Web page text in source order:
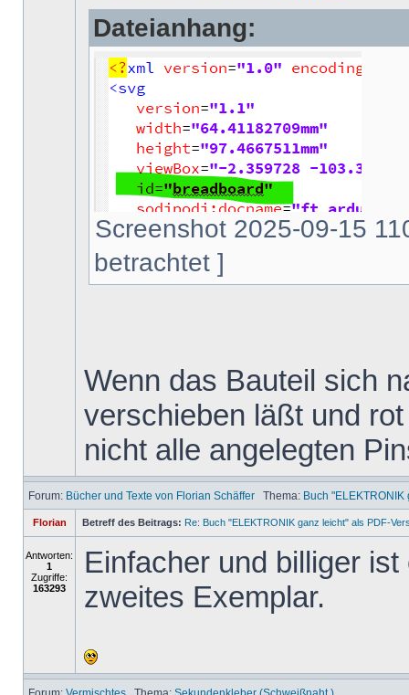
Dateianhang:
Screenshot 2025-09-15
betrachtet ]
Wenn das Bauteil sich
verschieben läßt und
nicht alle angelegten
Forum: Bücher und Texte von Florian Schäffer Thema: Buch
Florian Betreff des Beitrags: Re: Buch "ELEKTRONIK ganz leicht" als PDF-
Antworten:
1
Zugriffe:
163293
Einfacher und billiger
zweites Exemplar.